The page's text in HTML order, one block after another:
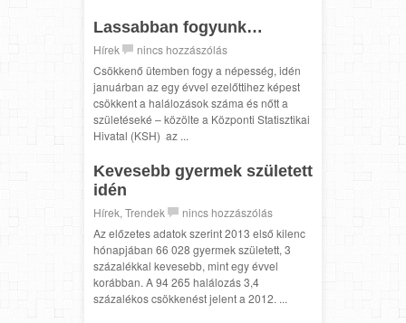
Lassabban fogyunk…
Hírek
nincs hozzászólás
Csökkenő ütemben fogy a népesség, idén
januárban az egy évvel ezelőttihez képest
csökkent a halálozások száma és nőtt a
születéseké – közölte a Központi Statisztikai
Hivatal (KSH) az ...
Kevesebb gyermek született
idén
Hírek, Trendek
nincs hozzászólás
Az előzetes adatok szerint 2013 első kilenc
hónapjában 66 028 gyermek született, 3
százalékkal kevesebb, mint egy évvel
korábban. A 94 265 halálozás 3,4
százalékos csökkenést jelent a 2012. ...